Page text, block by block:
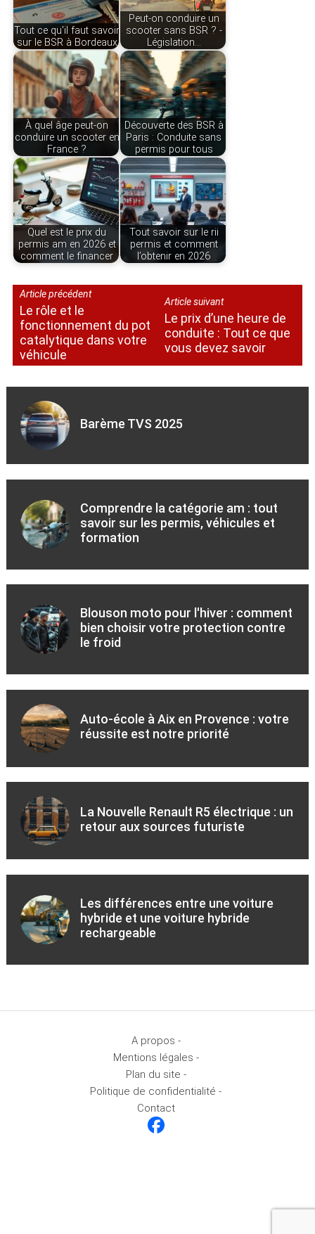
Tout ce qu'il faut savoir
sur le BSR à Bordeaux
Peut-on conduire un
scooter sans BSR ? -
Législation…
À quel âge peut-on
conduire un scooter en
France ?
Découverte des BSR à
Paris : Conduite sans
permis pour tous
Quel est le prix du
permis am en 2026 et
comment le financer
Tout savoir sur le rii
permis et comment
l’obtenir en 2026
Article précédent
Le rôle et le
fonctionnement du pot
catalytique dans votre
véhicule
Article suivant
Le prix d’une heure de
conduite : Tout ce que
vous devez savoir
Barème TVS 2025
Comprendre la catégorie am : tout
savoir sur les permis, véhicules et
formation
Blouson moto pour l'hiver : comment
bien choisir votre protection contre
le froid
Auto-école à Aix en Provence : votre
réussite est notre priorité
La Nouvelle Renault R5 électrique : un
retour aux sources futuriste
Les différences entre une voiture
hybride et une voiture hybride
rechargeable
A propos -
Mentions légales -
Plan du site -
Politique de confidentialité -
Contact